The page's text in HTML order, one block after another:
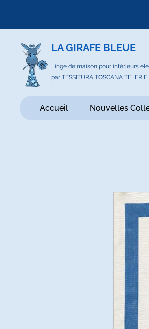
LA GIRAFE BLEUE
Linge de maison pour intérieurs
par TESSITURA TOSCANA TELERIE
Accueil Nouvelles